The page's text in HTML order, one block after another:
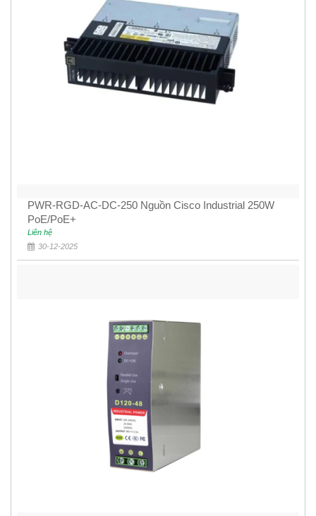
PWR-RGD-AC-DC-250 Nguồn Cisco Industrial 250W
PoE/PoE+
Liên hệ
30-12-2025